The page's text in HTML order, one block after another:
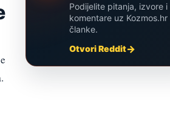
Podijelite pitanja, izvore i
komentare uz Kozmos.hr
članke.
Otvori Reddit